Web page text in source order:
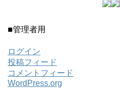
■管理者用
ログイン
投稿フィード
コメントフィード
WordPress.org